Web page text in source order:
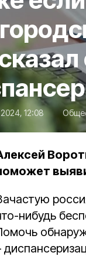
12:08
нибудь